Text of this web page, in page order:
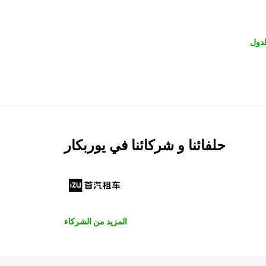
حلفائنا و شركائنا في يوربكار
المزيد من الشركاء